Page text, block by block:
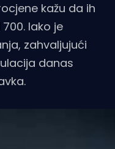
kažu da ih
Iako je
zahvaljujući
danas